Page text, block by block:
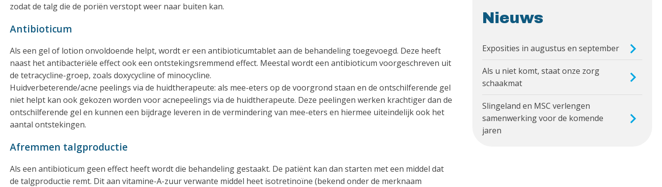
zodat de talg die de poriën verstopt weer naar buiten kan.
Antibioticum
Als een gel of lotion onvoldoende helpt, wordt er een antibioticumtablet aan de behandeling toegevoegd. Deze heeft
naast het antibacteriële effect ook een ontstekingsremmend effect. Meestal wordt een antibioticum voorgeschreven uit
de tetracycline-groep, zoals doxycycline of minocycline.
Huidverbeterende/acne peelings via de huidtherapeute: als mee-eters op de voorgrond staan en de ontschilferende gel
niet helpt kan ook gekozen worden voor acnepeelings via de huidtherapeute. Deze peelingen werken krachtiger dan de
ontschilferende gel en kunnen een bijdrage leveren in de vermindering van mee-eters en hiermee uiteindelijk ook het
aantal ontstekingen.
Afremmen talgproductie
Als een antibioticum geen effect heeft wordt die behandeling gestaakt. De patiënt kan dan starten met een middel dat
de talgproductie remt. Dit aan vitamine-A-zuur verwante middel heet isotretinoïne (bekend onder de merknaam
Nieuws
Exposities in augustus en september
Als u niet komt, staat onze zorg
schaakmat
Slingeland en MSC verlengen
samenwerking voor de komende
jaren